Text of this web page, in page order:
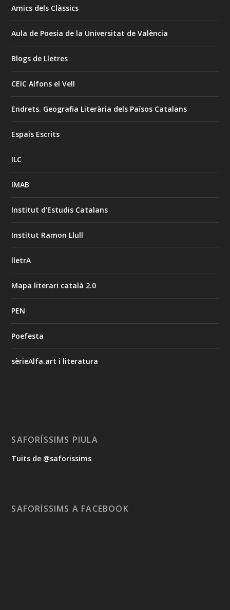
Amics dels Clàssics
Aula de Poesia de la Universitat de València
Blogs de Lletres
CEIC Alfons el Vell
Endrets. Geografia Literària dels Països Catalans
Espais Escrits
ILC
IMAB
Institut d’Estudis Catalans
Institut Ramon Llull
lletrA
Mapa literari català 2.0
PEN
Poefesta
sèrieAlfa.art i literatura
SAFORÍSSIMS PIULA
Tuits de @saforissims
SAFORÍSSIMS A FACEBOOK